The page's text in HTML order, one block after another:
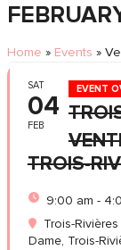
Home » Events »
SAT
04
FEB
EVENT
TROIS-
9:00 am -
Trois-
Dame, Trois-